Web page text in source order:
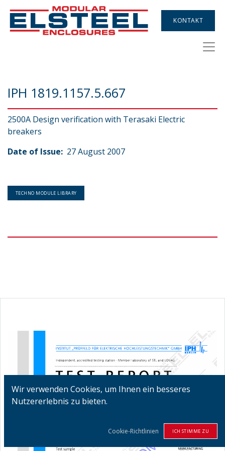
KONTAKT
IPH 1819.1157.5.667
2500A Design verification with Terasaki Electric
breakers
Date of Issue: 27 August 2007
TECHNO MODULE LIBRARY
Wir verwenden Cookies, um Ihnen ein besseres
Nutzererlebnis zu bieten.
Cookie-Richtlinien ICH STIMME ZU